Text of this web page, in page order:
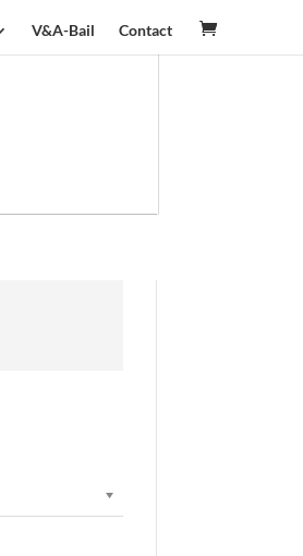
V&A-Bail Contact